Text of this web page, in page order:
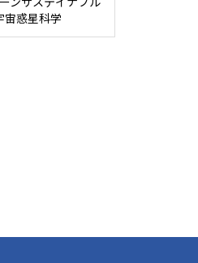
宙惑星科学